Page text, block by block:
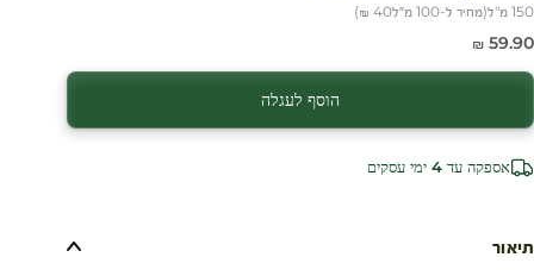
150 מ"ל (מחיר ל-100 מ״ל 40 ₪
)
מחיר מבצע
59.90 ₪
הוסף לעגלה
אספקה עד 4 ימי עסקים
תיאור